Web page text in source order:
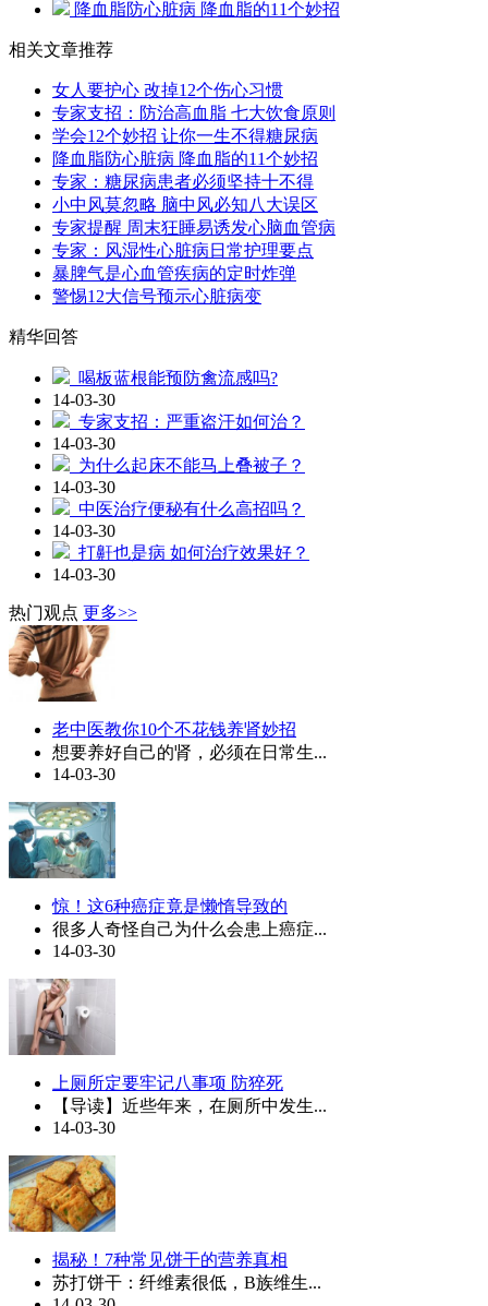
降血脂防心脏病 降血脂的11个妙招
相关文章推荐
女人要护心 改掉12个伤心习惯
专家支招：防治高血脂 七大饮食原则
学会12个妙招 让你一生不得糖尿病
降血脂防心脏病 降血脂的11个妙招
专家：糖尿病患者必须坚持十不得
小中风莫忽略 脑中风必知八大误区
专家提醒 周末狂睡易诱发心脑血管病
专家：风湿性心脏病日常护理要点
暴脾气是心血管疾病的定时炸弹
警惕12大信号预示心脏病变
精华回答
喝板蓝根能预防禽流感吗?
14-03-30
专家支招：严重盗汗如何治？
14-03-30
为什么起床不能马上叠被子？
14-03-30
中医治疗便秘有什么高招吗？
14-03-30
打鼾也是病 如何治疗效果好？
14-03-30
热门观点 更多>>
老中医教你10个不花钱养肾妙招
想要养好自己的肾，必须在日常生...
14-03-30
惊！这6种癌症竟是懒惰导致的
很多人奇怪自己为什么会患上癌症...
14-03-30
上厕所定要牢记八事项 防猝死
【导读】近些年来，在厕所中发生...
14-03-30
揭秘！7种常见饼干的营养真相
苏打饼干：纤维素很低，B族维生...